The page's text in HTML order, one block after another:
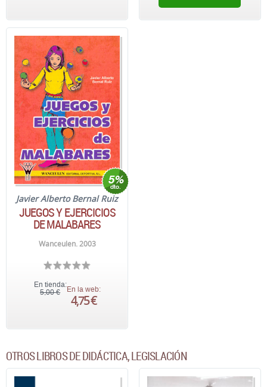
Javier Alberto Bernal Ruiz
JUEGOS Y EJERCICIOS
DE MALABARES
Wanceulen. 2003
En tienda:
5,00 €
En la web:
4,75 €
OTROS LIBROS DE DIDÁCTICA, LEGISLACIÓN